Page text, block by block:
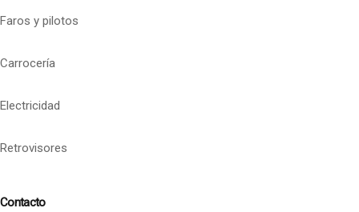
Faros y pilotos
Carrocería
Electricidad
Retrovisores
Contacto